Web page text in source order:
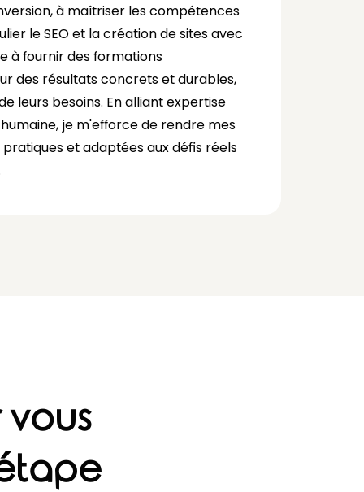
à maîtriser les compétences
le SEO et la création de sites avec
à fournir des formations
des résultats concrets et durables,
leurs besoins. En alliant expertise
je m'efforce de rendre mes
et adaptées aux défis réels
vous